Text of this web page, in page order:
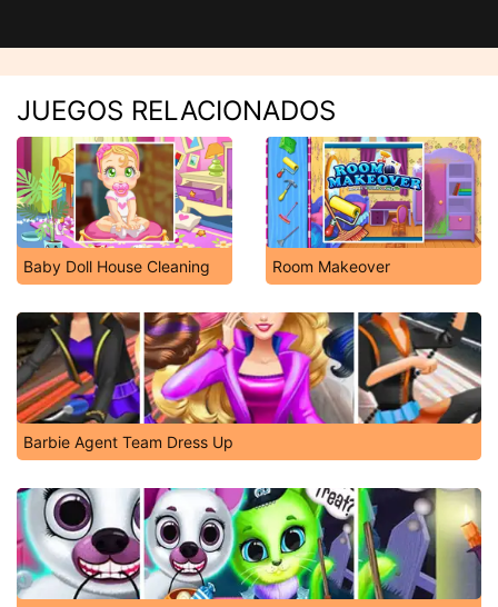
JUEGOS RELACIONADOS
Baby Doll House Cleaning Room Makeover
Barbie Agent Team Dress Up